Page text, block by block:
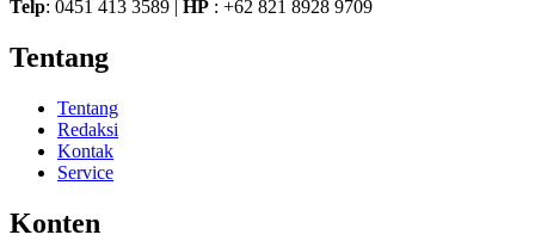
Telp: 0451 413 3589 | HP : +62 821 8928 9709
Tentang
Tentang
Redaksi
Kontak
Service
Konten